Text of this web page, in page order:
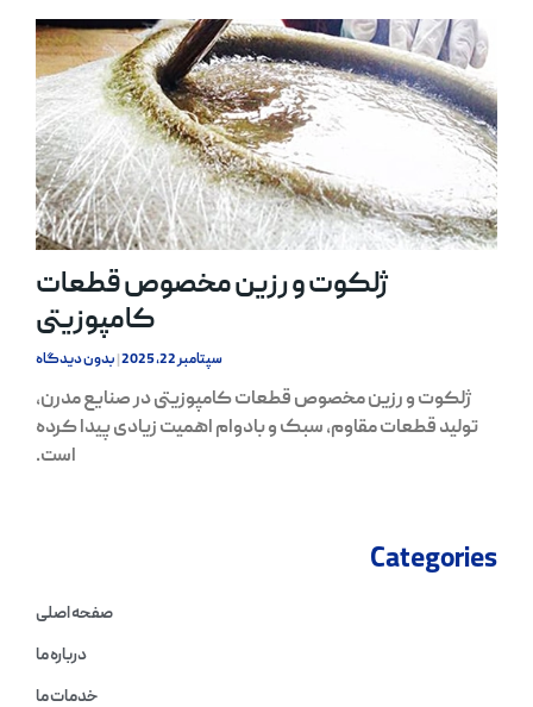
ژلکوت و رزین مخصوص قطعات
کامپوزیتی
سپتامبر 22, 2025 بدون دیدگاه
ژلکوت و رزین مخصوص قطعات کامپوزیتی در صنایع مدرن،
تولید قطعات مقاوم، سبک و بادوام اهمیت زیادی پیدا کرده
است.
Categories
صفحه اصلی
درباره ما
خدمات ما